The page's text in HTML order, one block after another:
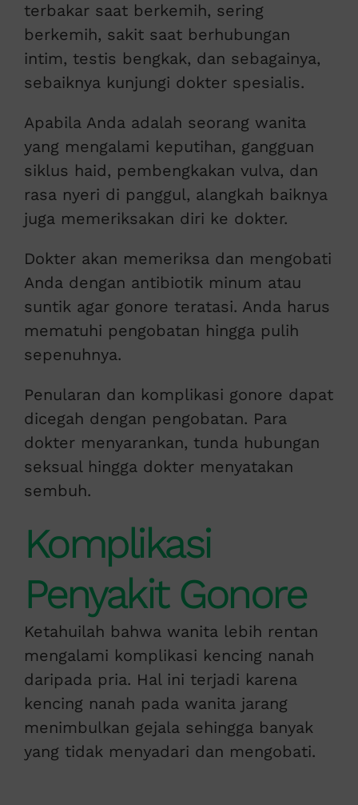
terbakar saat berkemih, sering
berkemih, sakit saat berhubungan
intim, testis bengkak, dan sebagainya,
sebaiknya kunjungi dokter spesialis.
Apabila Anda adalah seorang wanita
yang mengalami keputihan, gangguan
siklus haid, pembengkakan vulva, dan
rasa nyeri di panggul, alangkah baiknya
juga memeriksakan diri ke dokter.
Dokter akan memeriksa dan mengobati
Anda dengan antibiotik minum atau
suntik agar gonore teratasi. Anda harus
mematuhi pengobatan hingga pulih
sepenuhnya.
Penularan dan komplikasi gonore dapat
dicegah dengan pengobatan. Para
dokter menyarankan, tunda hubungan
seksual hingga dokter menyatakan
sembuh.
Komplikasi
Penyakit Gonore
Ketahuilah bahwa wanita lebih rentan
mengalami komplikasi kencing nanah
daripada pria. Hal ini terjadi karena
kencing nanah pada wanita jarang
menimbulkan gejala sehingga banyak
yang tidak menyadari dan mengobati.